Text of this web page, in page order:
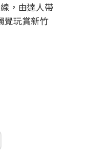
，由達人帶
覺玩賞新竹